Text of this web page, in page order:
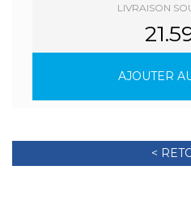
LIVRAISON
AJOUTER
<